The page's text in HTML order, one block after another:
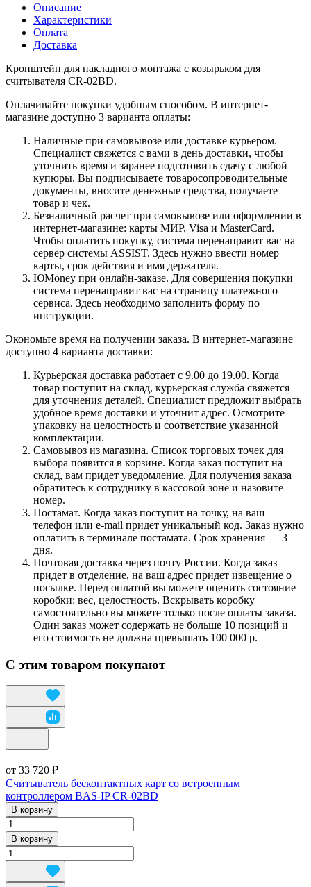
Описание
Характеристики
Оплата
Доставка
Кронштейн для накладного монтажа с козырьком для
считывателя CR-02BD.
Оплачивайте покупки удобным способом. В интернет-
магазине доступно 3 варианта оплаты:
Наличные при самовывозе или доставке курьером.
Специалист свяжется с вами в день доставки, чтобы
уточнить время и заранее подготовить сдачу с любой
купюры. Вы подписываете товаросопроводительные
документы, вносите денежные средства, получаете
товар и чек.
Безналичный расчет при самовывозе или оформлении в
интернет-магазине: карты МИР, Visa и MasterCard.
Чтобы оплатить покупку, система перенаправит вас на
сервер системы ASSIST. Здесь нужно ввести номер
карты, срок действия и имя держателя.
ЮMoney при онлайн-заказе. Для совершения покупки
система перенаправит вас на страницу платежного
сервиса. Здесь необходимо заполнить форму по
инструкции.
Экономьте время на получении заказа. В интернет-магазине
доступно 4 варианта доставки:
Курьерская доставка работает с 9.00 до 19.00. Когда
товар поступит на склад, курьерская служба свяжется
для уточнения деталей. Специалист предложит выбрать
удобное время доставки и уточнит адрес. Осмотрите
упаковку на целостность и соответствие указанной
комплектации.
Самовывоз из магазина. Список торговых точек для
выбора появится в корзине. Когда заказ поступит на
склад, вам придет уведомление. Для получения заказа
обратитесь к сотруднику в кассовой зоне и назовите
номер.
Постамат. Когда заказ поступит на точку, на ваш
телефон или e-mail придет уникальный код. Заказ нужно
оплатить в терминале постамата. Срок хранения — 3
дня.
Почтовая доставка через почту России. Когда заказ
придет в отделение, на ваш адрес придет извещение о
посылке. Перед оплатой вы можете оценить состояние
коробки: вес, целостность. Вскрывать коробку
самостоятельно вы можете только после оплаты заказа.
Один заказ может содержать не больше 10 позиций и
его стоимость не должна превышать 100 000 р.
С этим товаром покупают
от 33 720 ₽
Считыватель бесконтактных карт со встроенным
контроллером BAS-IP CR-02BD
В корзину
В корзину